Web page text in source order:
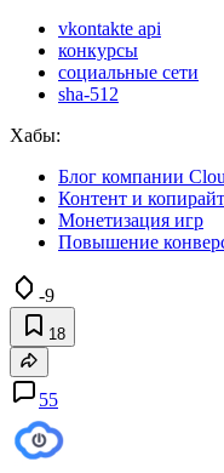
vkontakte api
конкурсы
социальные сети
sha-512
Хабы:
Блог компании
Контент и
Монетизация игр
Повышение
-9
18
55